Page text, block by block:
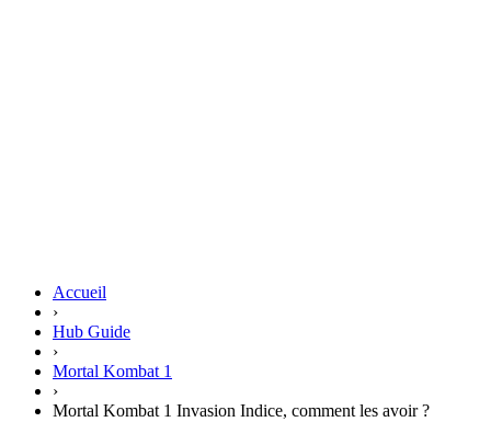
Accueil
›
Hub Guide
›
Mortal Kombat 1
›
Mortal Kombat 1 Invasion Indice, comment les avoir ?